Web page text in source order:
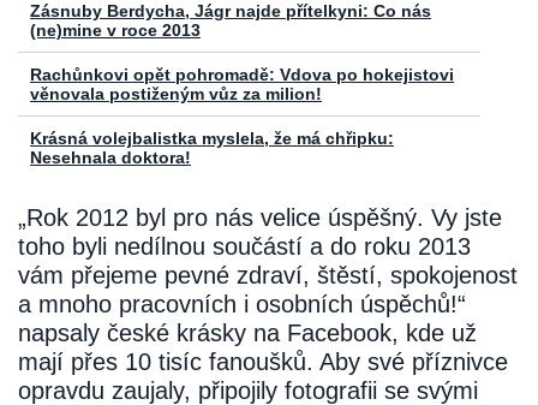
Zásnuby Berdycha, Jágr najde přítelkyni: Co nás
(ne)mine v roce 2013
Rachůnkovi opět pohromadě: Vdova po hokejistovi
věnovala postiženým vůz za milion!
Krásná volejbalistka myslela, že má chřipku:
Nesehnala doktora!
„Rok 2012 byl pro nás velice úspěšný. Vy jste
toho byli nedílnou součástí a do roku 2013
vám přejeme pevné zdraví, štěstí, spokojenost
a mnoho pracovních i osobních úspěchů!“
napsaly české krásky na Facebook, kde už
mají přes 10 tisíc fanoušků. Aby své příznivce
opravdu zaujaly, připojily fotografii se svými